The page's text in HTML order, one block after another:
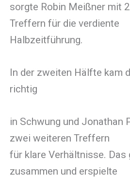
sorgte Robin Meißner mit
Treffern für die verdiente
Halbzeitführung.
In der zweiten Hälfte kam
richtig
in Schwung und Jonathan
zwei weiteren Treffern
für klare Verhältnisse. Das
zusammen und erspielte